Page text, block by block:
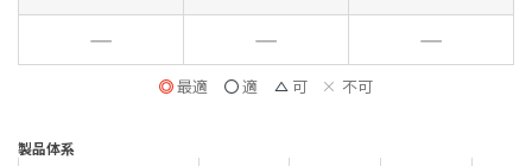
最適 適 可 不可
製品体系